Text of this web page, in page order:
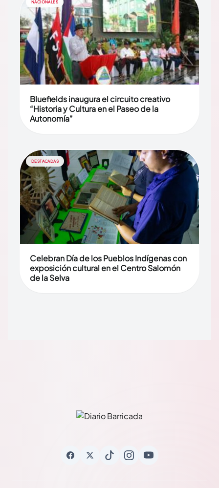
NACIONALES
Bluefields inaugura el circuito creativo
“Historia y Cultura en el Paseo de la
Autonomía”
DESTACADAS
Celebran Día de los Pueblos Indígenas con
exposición cultural en el Centro Salomón
de la Selva